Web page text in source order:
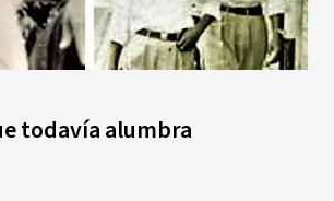
todavía alumbra